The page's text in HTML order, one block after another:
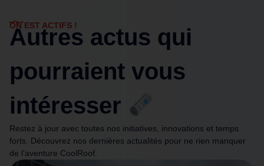
ON EST ACTIFS !
Autres actus qui
pourraient vous
intéresser
Restez à jour avec toutes nos initiatives, innovations et temps
forts. Découvrez nos dernières actualités pour ne rien manquer
de l’aventure CoolRoof.